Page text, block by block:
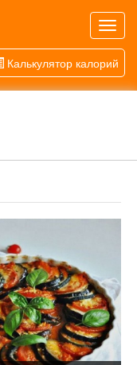
Калькулятор калорий